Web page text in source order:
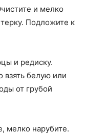
и мелко
Подложите к
и редиску.
взять белую или
от грубой
мелко нарубите.